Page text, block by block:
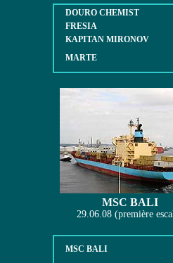
DOURO CHEMIST
FRESIA
KAPITAN MIRONOV
MARTE
MSC BALI
29.06.08 (première
MSC BALI